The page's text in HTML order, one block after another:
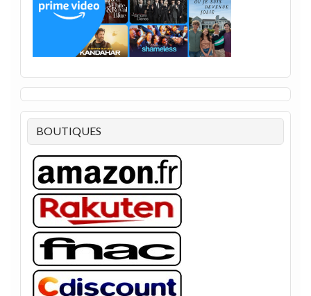
BOUTIQUES